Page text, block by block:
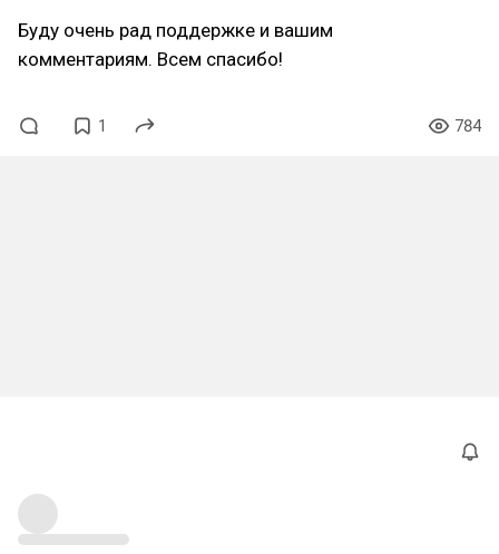
Буду очень рад поддержке и вашим
комментариям. Всем спасибо!
1 784